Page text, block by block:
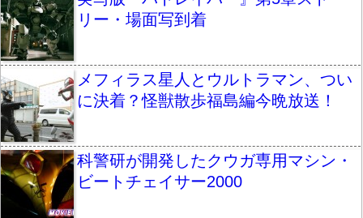
リー・場面写到着
メフィラス星人とウルトラマン、つい
に決着？怪獣散歩福島編今晩放送！
科警研が開発したクウガ専用マシン・
ビートチェイサー2000